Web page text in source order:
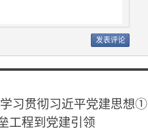
习贯彻习近平党建思想①
工程到党建引领